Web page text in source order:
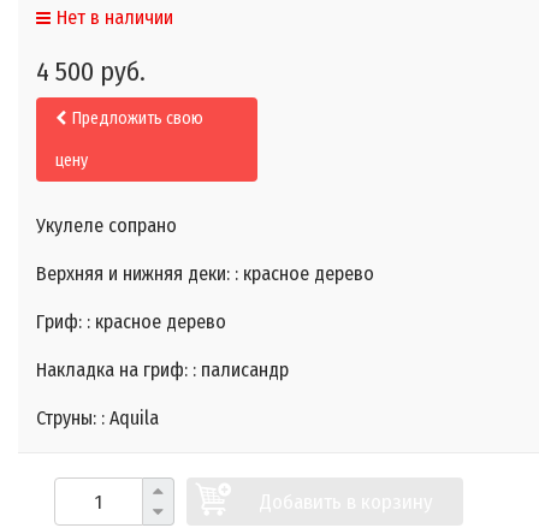
Нет в наличии
4 500 руб.
Предложить свою
цену
Укулеле сопрано​
Верхняя и нижняя деки: : красное дерево
Гриф: : красное дерево
Накладка на гриф: : палисандр
Струны: : Aquila